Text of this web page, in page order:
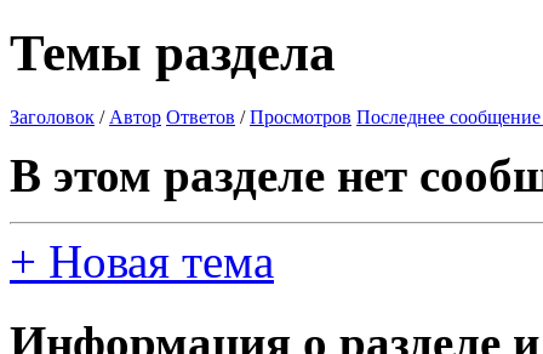
Темы раздела
Заголовок / Автор Ответов /Просмотров Последнее сообщение
В этом разделе нет
+ Новая тема
Информация о разделе